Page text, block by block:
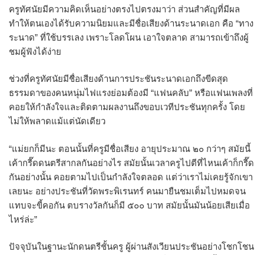
ครูทัศนัยมีความคิดเห็นอย่างตรงไปตรงมาว่า ส่วนสำคัญที่มีผล
ทำให้ตนเองได้รับความนิยมและมีชื่อเสียงด้านระนาดเอก คือ “ทาง
ระนาด” ที่ใช้บรรเลง เพราะโลดโผน เอาใจตลาด สามารถเข้าถึงผู้
ชมผู้ฟังได้ง่าย
ช่วงที่ครูทัศนัยมีชื่อเสียงด้านการประชันระนาดเอกถึงขีดสุด
ธรรมดาของคนหนุ่มไฟแรงย่อมต้องมี “แฟนคลับ” หรือแฟนเพลงที่
คอยให้กำลังใจและติดตามผลงานถึงขอบเวทีประชันทุกครั้ง โดย
ไม่ให้พลาดแม้แต่นัดเดียว
“แม่ยกก็มีนะ ตอนนั้นที่ครูมีชื่อเสียง อายุประมาณ ๒๐ กว่าๆ สมัยนี้
เค้ากรี๊ดดนตรีสากลกันอย่างไร สมัยนั้นเวลาครูไปตีที่ไหนเค้าก็กรี๊ด
กันอย่างนั้น คอยตามไปเป็นกำลังใจตลอด แต่ว่าเราไม่เคยรู้จักเขา
เลยนะ อย่างประชันที่วัดพระพิเรนทร์ คนมายืนชมเต็มไปหมดจน
แทบจะขี้คอกัน ตบรางวัลกันก็มี ๕๐๐ บาท สมัยนั้นมันน้อยเสียเมื่อ
ไหร่ล่ะ”
ปัจจุบันในฐานะนักดนตรีชั้นครู ผู้ผ่านสังเวียนประชันอย่างโชกโชน